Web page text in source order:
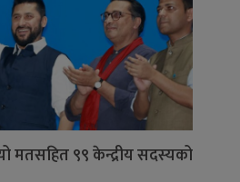
मतसहित ९९ केन्द्रीय सदस्यको